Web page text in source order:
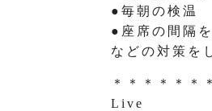
●毎朝の検温
●座席の間隔
などの対策を
＊＊＊＊＊＊
Live